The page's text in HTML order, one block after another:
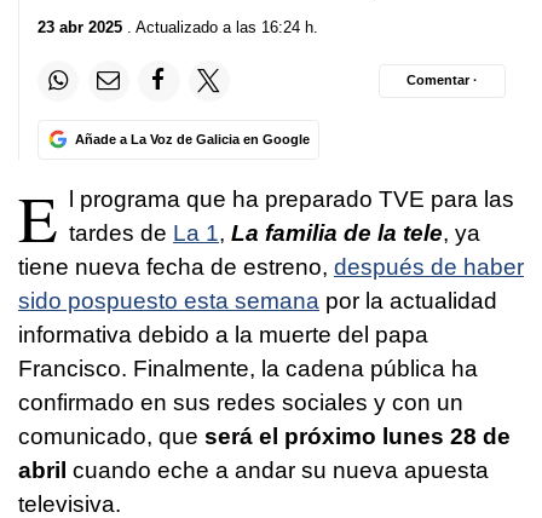
23 abr 2025 . Actualizado a las 16:24 h.
Añade a La Voz de Galicia en Google
Comentar ·
E l programa que ha preparado TVE para las
tardes de La 1, La familia de la tele, ya
tiene nueva fecha de estreno, después de haber
sido pospuesto esta semana por la actualidad
informativa debido a la muerte del papa
Francisco. Finalmente, la cadena pública ha
confirmado en sus redes sociales y con un
comunicado, que será el próximo lunes 28 de
abril cuando eche a andar su nueva apuesta
televisiva.